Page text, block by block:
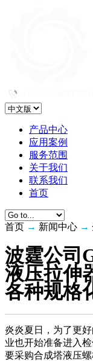
产品中心
应用案例
服务范围
关于我们
联系我们
首页
首页 → 新闻中心 →
波霆公司
液压拉伸
各种规格
炎炎夏日，为了更
业也开始准备进入
要采购合成塔液压